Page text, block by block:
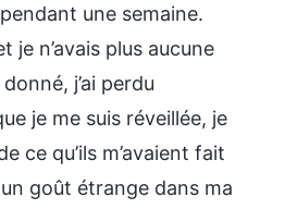
une semaine.
je n’avais plus aucune
j’ai perdu
je me suis réveillée, je
ce qu’ils m’avaient fait
goût étrange dans ma